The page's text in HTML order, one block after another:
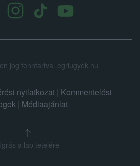
jog fenntartva. egriugyek.hu
nyilatkozat | Kommentelési
| Médiaajánlat
a lap tetejére